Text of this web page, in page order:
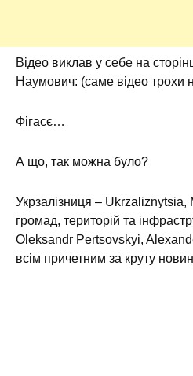
Відео виклав у себе на
Наумович: (саме відео трохи
Фігасє…
А що, так можна було?
Укрзалізниця – Ukrzaliznytsia,
громад, територій та
Oleksandr Pertsovskyi,
всім причетним за круту